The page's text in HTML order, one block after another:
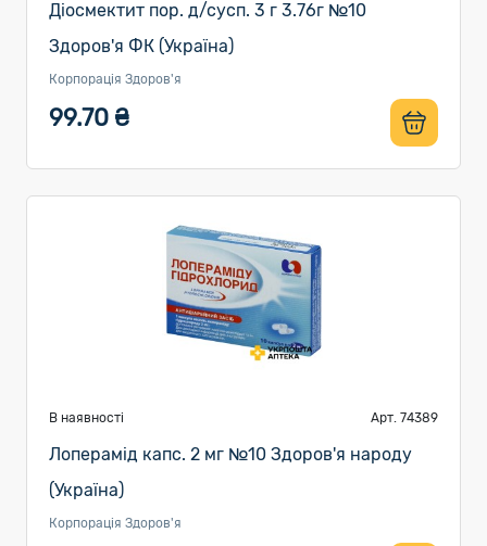
Діосмектит пор. д/сусп. 3 г 3.76г №10
Здоров'я ФК (Україна)
Корпорація Здоров'я
99.70 ₴
В наявності Арт. 74389
Лоперамід капс. 2 мг №10 Здоров'я народу
(Україна)
Корпорація Здоров'я